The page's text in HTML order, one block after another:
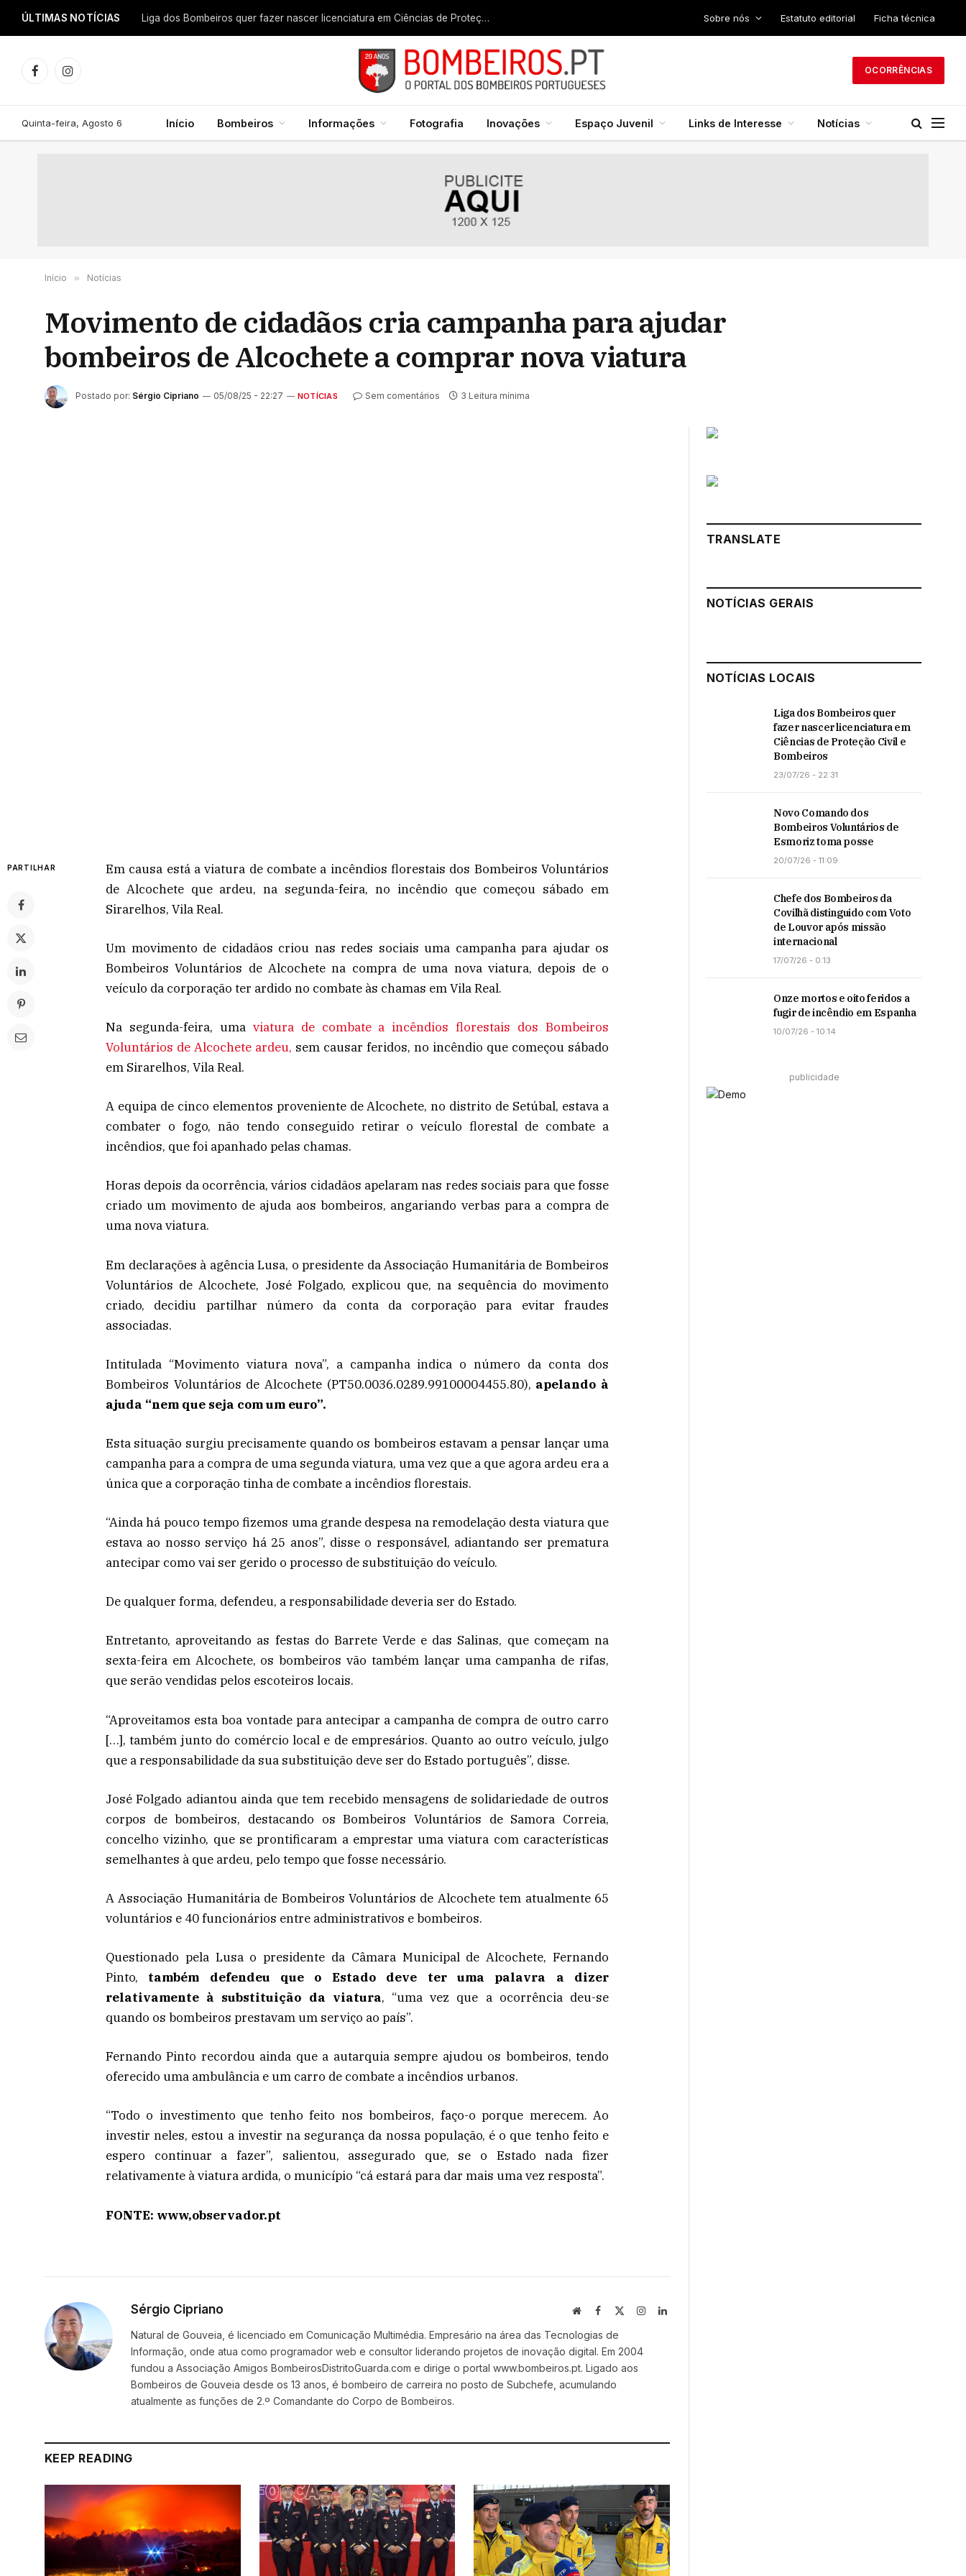
ÚLTIMAS NOTÍCIAS Liga dos Bombeiros quer fazer nascer licenciatura em Ciências de Proteção Civil e Bombeiros Sobre nós Estatuto editorial Ficha técnica
FacebookInstagram
OCORRÊNCIAS
Quinta-feira, Agosto 6 Início Bombeiros Informações Fotografia Inovações Espaço Juvenil Links de Interesse Notícias
Início » Notícias
Movimento de cidadãos cria campanha para ajudar
bombeiros de Alcochete a comprar nova viatura
Postado por: Sérgio Cipriano 05/08/25 - 22:27 NOTÍCIAS Sem comentários 3 Leitura mínima
PARTILHAR
Em causa está a viatura de combate a incêndios florestais dos Bombeiros Voluntários
de Alcochete que ardeu, na segunda-feira, no incêndio que começou sábado em
Sirarelhos, Vila Real.
Um movimento de cidadãos criou nas redes sociais uma campanha para ajudar os
Bombeiros Voluntários de Alcochete na compra de uma nova viatura, depois de o
veículo da corporação ter ardido no combate às chamas em Vila Real.
Na segunda-feira, uma viatura de combate a incêndios florestais dos Bombeiros
Voluntários de Alcochete ardeu, sem causar feridos, no incêndio que começou sábado
em Sirarelhos, Vila Real.
A equipa de cinco elementos proveniente de Alcochete, no distrito de Setúbal, estava a
combater o fogo, não tendo conseguido retirar o veículo florestal de combate a
incêndios, que foi apanhado pelas chamas.
Horas depois da ocorrência, vários cidadãos apelaram nas redes sociais para que fosse
criado um movimento de ajuda aos bombeiros, angariando verbas para a compra de
uma nova viatura.
Em declarações à agência Lusa, o presidente da Associação Humanitária de Bombeiros
Voluntários de Alcochete, José Folgado, explicou que, na sequência do movimento
criado, decidiu partilhar número da conta da corporação para evitar fraudes
associadas.
Intitulada “Movimento viatura nova”, a campanha indica o número da conta dos
Bombeiros Voluntários de Alcochete (PT50.0036.0289.99100004455.80), apelando à
ajuda “nem que seja com um euro”.
Esta situação surgiu precisamente quando os bombeiros estavam a pensar lançar uma
campanha para a compra de uma segunda viatura, uma vez que a que agora ardeu era a
única que a corporação tinha de combate a incêndios florestais.
“Ainda há pouco tempo fizemos uma grande despesa na remodelação desta viatura que
estava ao nosso serviço há 25 anos”, disse o responsável, adiantando ser prematura
antecipar como vai ser gerido o processo de substituição do veículo.
De qualquer forma, defendeu, a responsabilidade deveria ser do Estado.
Entretanto, aproveitando as festas do Barrete Verde e das Salinas, que começam na
sexta-feira em Alcochete, os bombeiros vão também lançar uma campanha de rifas,
que serão vendidas pelos escoteiros locais.
“Aproveitamos esta boa vontade para antecipar a campanha de compra de outro carro
[…], também junto do comércio local e de empresários. Quanto ao outro veículo, julgo
que a responsabilidade da sua substituição deve ser do Estado português”, disse.
José Folgado adiantou ainda que tem recebido mensagens de solidariedade de outros
corpos de bombeiros, destacando os Bombeiros Voluntários de Samora Correia,
concelho vizinho, que se prontificaram a emprestar uma viatura com características
semelhantes à que ardeu, pelo tempo que fosse necessário.
A Associação Humanitária de Bombeiros Voluntários de Alcochete tem atualmente 65
voluntários e 40 funcionários entre administrativos e bombeiros.
Questionado pela Lusa o presidente da Câmara Municipal de Alcochete, Fernando
Pinto, também defendeu que o Estado deve ter uma palavra a dizer
relativamente à substituição da viatura, “uma vez que a ocorrência deu-se
quando os bombeiros prestavam um serviço ao país”.
Fernando Pinto recordou ainda que a autarquia sempre ajudou os bombeiros, tendo
oferecido uma ambulância e um carro de combate a incêndios urbanos.
“Todo o investimento que tenho feito nos bombeiros, faço-o porque merecem. Ao
investir neles, estou a investir na segurança da nossa população, é o que tenho feito e
espero continuar a fazer”, salientou, assegurado que, se o Estado nada fizer
relativamente à viatura ardida, o município “cá estará para dar mais uma vez resposta”.
FONTE: www,observador.pt
Sérgio Cipriano WebsiteFacebook InstagramLinkedIn
Natural de Gouveia, é licenciado em Comunicação Multimédia. Empresário na área das Tecnologias de
Informação, onde atua como programador web e consultor liderando projetos de inovação digital. Em 2004
fundou a Associação Amigos BombeirosDistritoGuarda.com e dirige o portal www.bombeiros.pt. Ligado aos
Bombeiros de Gouveia desde os 13 anos, é bombeiro de carreira no posto de Subchefe, acumulando
atualmente as funções de 2.º Comandante do Corpo de Bombeiros.
KEEP READING
TRANSLATE
NOTÍCIAS GERAIS
NOTÍCIAS LOCAIS
Liga dos Bombeiros quer
fazer nascer licenciatura em
Ciências de Proteção Civil e
Bombeiros
23/07/26 - 22:31
Novo Comando dos
Bombeiros Voluntários de
Esmoriz toma posse
20/07/26 - 11:09
Chefe dos Bombeiros da
Covilhã distinguido com Voto
de Louvor após missão
internacional
17/07/26 - 0:13
Onze mortos e oito feridos a
fugir de incêndio em Espanha
10/07/26 - 10:14
publicidade